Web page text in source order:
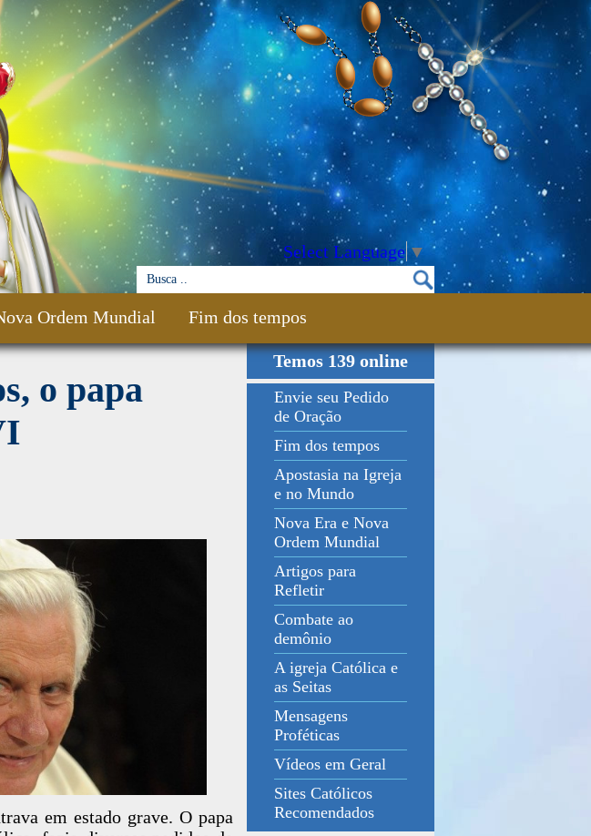
Select Language ▼
Ordem Mundial Fim dos tempos
o papa
em estado grave. O papa
Temos 139 online
Envie seu Pedido
de Oração
Fim dos tempos
Apostasia na Igreja
e no Mundo
Nova Era e Nova
Ordem Mundial
Artigos para
Refletir
Combate ao
demônio
A igreja Católica e
as Seitas
Mensagens
Proféticas
Vídeos em Geral
Sites Católicos
Recomendados